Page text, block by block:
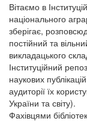
Вітаємо в
національного
зберігає,
постійний та
викладацького
Інституційний
наукових
аудиторії їх
України та світу).
Фахівцями